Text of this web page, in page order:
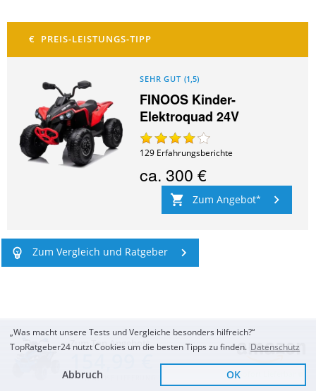
Zum Top Angebot
KOSTENLOSE LIEFERUNG Sofort Lieferbar
SEHR GUT (1,5)
FINOOS Kinder-
Elektroquad 24V
129 Erfahrungsberichte
ca.300 €
Zum Angebot
Zum Vergleich und Ratgeber
Mehr kostenlose Tests oder Ratgeber im
„Was macht unsere Tests und Vergleiche besonders hilfreich?“
TopRatgeber24 nutzt Cookies um die besten Tipps zu finden. Datenschutz
Abbruch OK